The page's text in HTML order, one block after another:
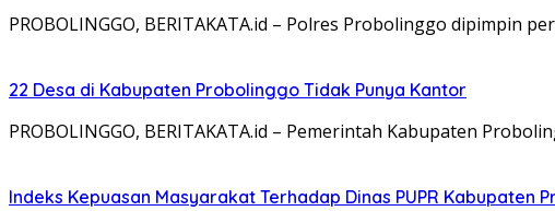
PROBOLINGGO, BERITAKATA.id – Polres Probolinggo dipimpin
22 Desa di Kabupaten Probolinggo Tidak Punya Kantor
PROBOLINGGO, BERITAKATA.id – Pemerintah Kabupaten
Indeks Kepuasan Masyarakat Terhadap Dinas PUPR Kabupaten